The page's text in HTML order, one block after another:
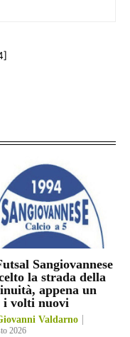
Sangiovannese
la strada della
appena un
i volti nuovi
Valdarno
2026